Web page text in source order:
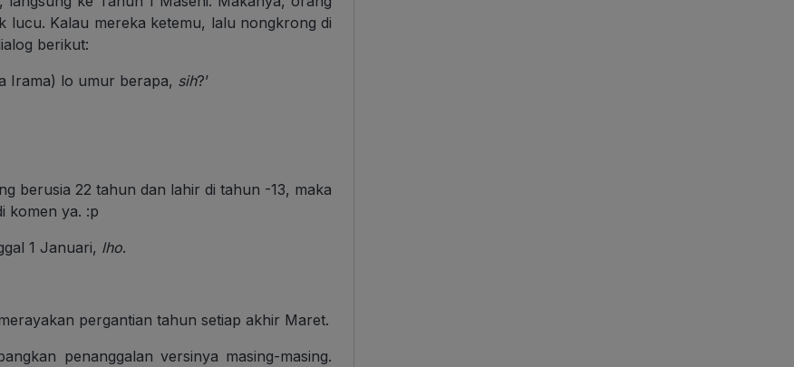
lucu. Kalau mereka ketemu, lalu nongkrong di
berikut:
Irama) lo umur berapa, sih?’
berusia 22 tahun dan lahir di tahun -13, maka
komen ya. :p
1 Januari, lho.
pergantian tahun setiap akhir Maret.
penanggalan versinya masing-masing.